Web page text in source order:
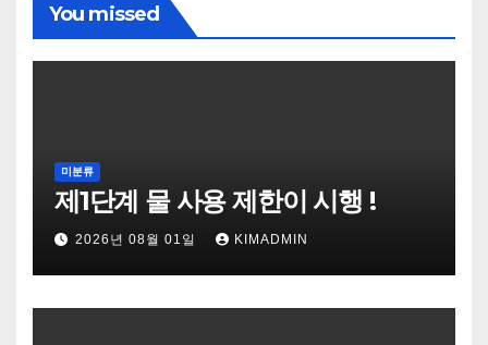
You missed
미분류
제1단계 물 사용 제한이 시행 !
2026년 08월 01일 KIMADMIN